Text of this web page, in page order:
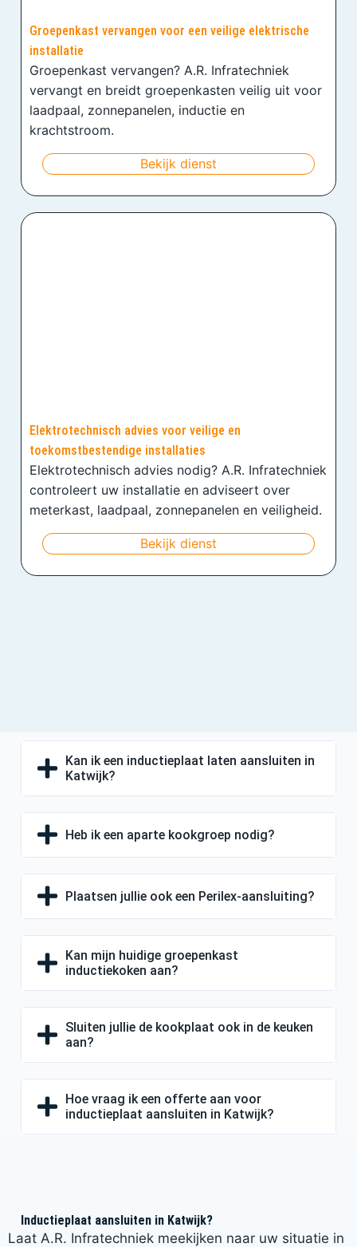
Groepenkast vervangen voor een veilige elektrische
installatie
Groepenkast vervangen? A.R. Infratechniek
vervangt en breidt groepenkasten veilig uit voor
laadpaal, zonnepanelen, inductie en
krachtstroom.
Bekijk dienst
Elektrotechnisch advies voor veilige en
toekomstbestendige installaties
Elektrotechnisch advies nodig? A.R. Infratechniek
controleert uw installatie en adviseert over
meterkast, laadpaal, zonnepanelen en veiligheid.
Bekijk dienst
Kan ik een inductieplaat laten aansluiten in
Katwijk?
Heb ik een aparte kookgroep nodig?
Plaatsen jullie ook een Perilex-aansluiting?
Kan mijn huidige groepenkast
inductiekoken aan?
Sluiten jullie de kookplaat ook in de keuken
aan?
Hoe vraag ik een offerte aan voor
inductieplaat aansluiten in Katwijk?
Inductieplaat aansluiten in Katwijk?
Laat A.R. Infratechniek meekijken naar uw situatie in